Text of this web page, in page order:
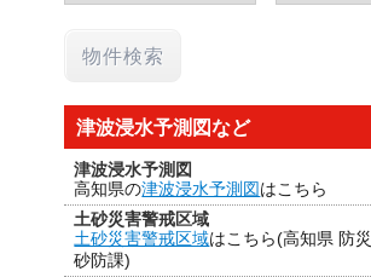
津波浸水予測図など
津波浸水予測図
高知県の津波浸水予測図はこちら
土砂災害警戒区域
土砂災害警戒区域はこちら(高知県 防災
砂防課)